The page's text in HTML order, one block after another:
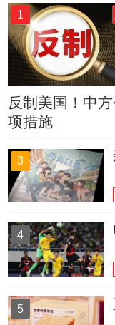
1
反制美国！中
项措施
3
4
5